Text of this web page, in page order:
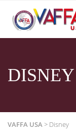
DISNEY
VAFFA USA> Disney